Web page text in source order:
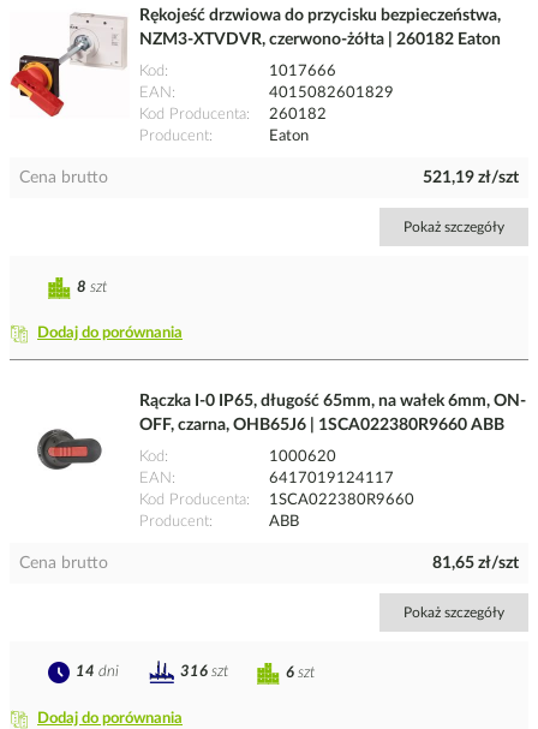
Rękojeść drzwiowa do przycisku bezpieczeństwa,
NZM3-XTVDVR, czerwono-żółta | 260182 Eaton
Kod
1017666
EAN
4015082601829
Kod Producenta
260182
Producent
Eaton
Cena brutto 521,19 zł/szt
Pokaż szczegóły
Dodaj do porównania
8 szt
Rączka I-0 IP65, długość 65mm, na wałek 6mm, ON-
OFF, czarna, OHB65J6 | 1SCA022380R9660 ABB
Kod
1000620
EAN
6417019124117
Kod Producenta
1SCA022380R9660
Producent
ABB
Cena brutto 81,65 zł/szt
Pokaż szczegóły
Dodaj do porównania
6 szt
14 dni 316 szt